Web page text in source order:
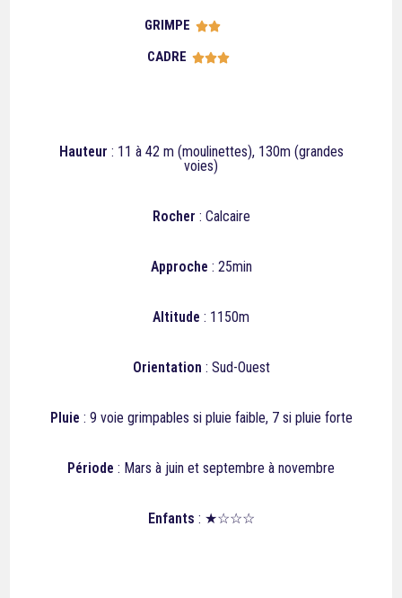
GRIMPE 
CADRE 
Hauteur : 11 à 42 m (moulinettes), 130m (grandes
voies)
Rocher : Calcaire
Approche : 25min
Altitude : 1150m
Orientation : Sud-Ouest
Pluie : 9 voie grimpables si pluie faible, 7 si pluie forte
Période : Mars à juin et septembre à novembre
Enfants : ★☆☆☆